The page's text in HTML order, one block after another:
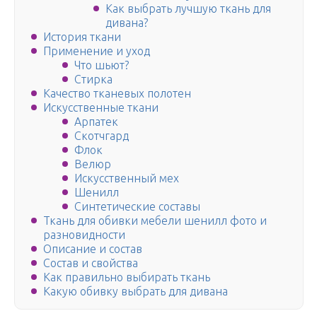
Как выбрать лучшую ткань для
дивана?
История ткани
Применение и уход
Что шьют?
Стирка
Качество тканевых полотен
Искусственные ткани
Арпатек
Скотчгард
Флок
Велюр
Искусственный мех
Шенилл
Синтетические составы
Ткань для обивки мебели шенилл фото и
разновидности
Описание и состав
Состав и свойства
Как правильно выбирать ткань
Какую обивку выбрать для дивана